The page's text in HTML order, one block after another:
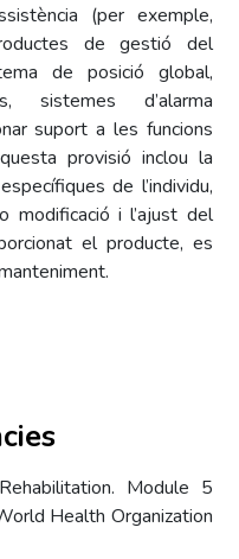
(per exemple,
de gestió del
de posició global,
sistemes d’alarma
suport a les funcions
provisió inclou la
de l’individu,
modificació i l’ajust del
el producte, es
Module 5
Health Organization